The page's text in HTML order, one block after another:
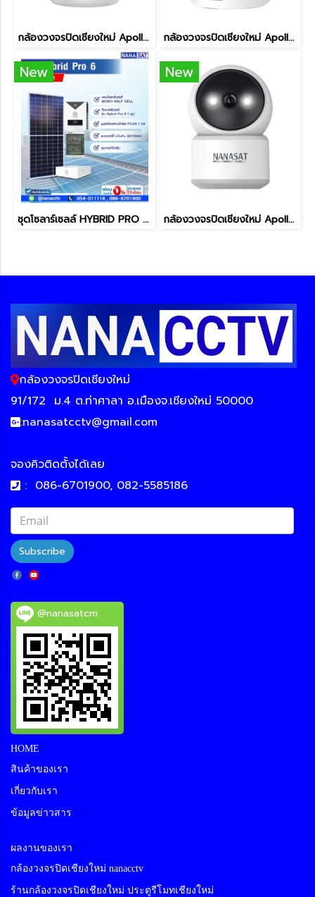
กล้องวงจรปิดเชียงใหม่ Apollo รุ่น APL-IPC-WF121W 2MP ราคาถูก กล้องวงจรปิดเชียงใหม่ Apollo รุ่น APL-IPC-WF133W-DL 3MP
New
ชุดโซลาร์เซลล์ HYBRID PRO 6 LiFePO4
New
กล้องวงจรปิดเชียงใหม่ Apollo รุ่น APL-IPC-WF132W-S 3MP ราคาถูก
กล้องวงจรปิดเชียงใหม่
91/172 ม.4 ต.ท่าศาลา อ.เมืองจ.เชียงใหม่ 50000
:nanasatcctv@gmail.com
จองคิวติดตั้งได้เลย
: 086-6701900, 082-5585186
Subscribe
@nanasatcm
HOME
สินค้าของเรา
เกี่ยวกับเรา
ข้อมูลข่าวสาร
ผลงานของเรา
กล้องวงจรปิดเชียงใหม่ nanacctv
ร้านกล้องวงจรปิดเชียงใหม่ ประตูรีโมทเชียงใหม่